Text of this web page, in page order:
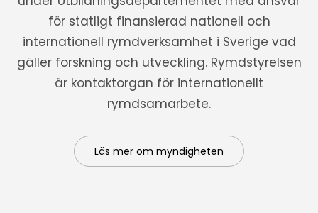
för statligt finansierad nationell och
internationell rymdverksamhet i Sverige vad
gäller forskning och utveckling. Rymdstyrelsen
är kontaktorgan för internationellt
rymdsamarbete.
Läs mer om myndigheten